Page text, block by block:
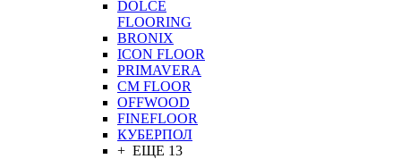
DOLCE
FLOORING
BRONIX
ICON FLOOR
PRIMAVERA
CM FLOOR
OFFWOOD
FINEFLOOR
КУБЕРПОЛ
+ ЕЩЕ 13